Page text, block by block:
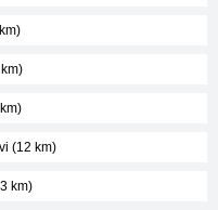
(12 km)
km)